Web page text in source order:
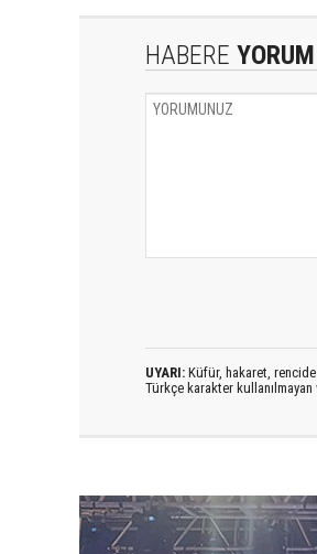
HABERE
UYARI: Küfür, hakaret, rencide
Türkçe karakter kullanılmayan